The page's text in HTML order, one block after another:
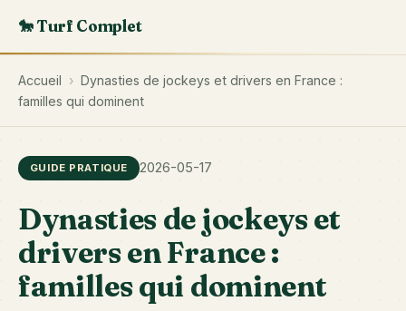
🐎 Turf Complet
Accueil › Dynasties de jockeys et drivers en France :
familles qui dominent
GUIDE PRATIQUE 2026-05-17
Dynasties de jockeys et
drivers en France :
familles qui dominent